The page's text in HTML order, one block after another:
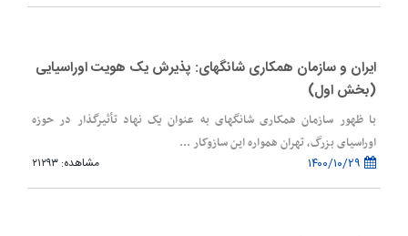
ایران و سازمان همکاری شانگهای: پذیرش یک هویت اوراسیایی
(بخش اول)
با ظهور سازمان همکاری شانگهای به عنوان یک نهاد تأثیرگذار در حوزه
اوراسیای بزرگ، تهران همواره این سازوکار ...
مشاهده: ۲۱۲۹۳